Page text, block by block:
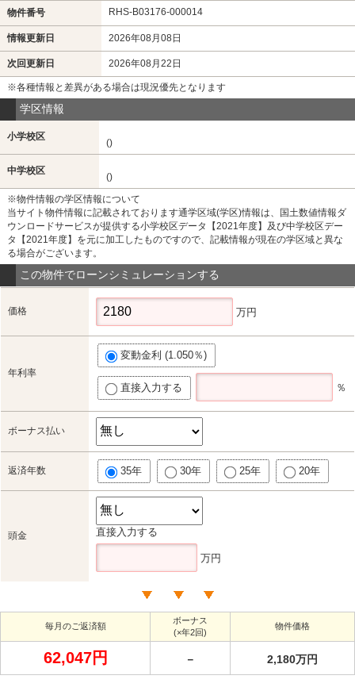
物件番号 RHS-B03176-000014
情報更新日 2026年08月08日
次回更新日 2026年08月22日
※各種情報と差異がある場合は現況優先となります
学区情報
小学校区
()
中学校区
()
※物件情報の学区情報について
当サイト物件情報に記載されております通学区域(学区)情報は、国土数値情報ダ
ウンロードサービスが提供する小学校区データ【2021年度】及び中学校区デー
タ【2021年度】を元に加工したものですので、記載情報が現在の学区域と異な
る場合がございます。
この物件でローンシミュレーションする
価格 万円
年利率
変動金利 (1.050％)
直接入力する ％
ボーナス払い
返済年数 35年 30年 25年 20年
頭金 直接入力する
万円
毎月のご返済額
ボーナス
(×年2回)
物件価格
62,047円 － 2,180万円